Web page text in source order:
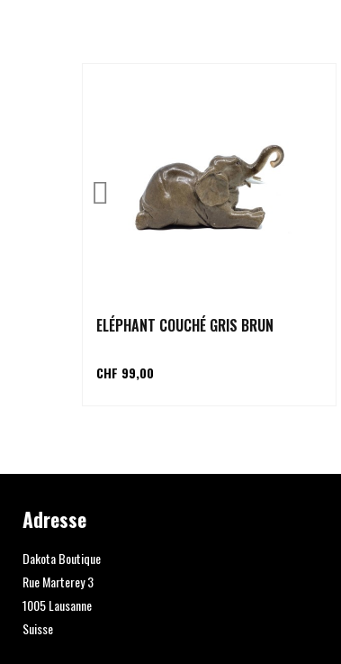
ELÉPHANT COUCHÉ GRIS BRUN
CHF 99,00
Adresse
Dakota Boutique
Rue Marterey 3
1005 Lausanne
Suisse